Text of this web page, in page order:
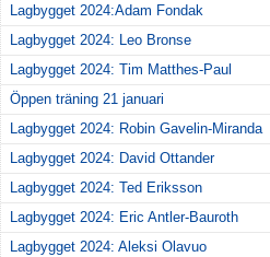
Lagbygget 2024:Adam Fondak
Lagbygget 2024: Leo Bronse
Lagbygget 2024: Tim Matthes-Paul
Öppen träning 21 januari
Lagbygget 2024: Robin Gavelin-Miranda
Lagbygget 2024: David Ottander
Lagbygget 2024: Ted Eriksson
Lagbygget 2024: Eric Antler-Bauroth
Lagbygget 2024: Aleksi Olavuo